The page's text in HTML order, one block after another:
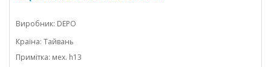
Виробник: DEPO
Країна: Тайвань
Примітка: мех. h13